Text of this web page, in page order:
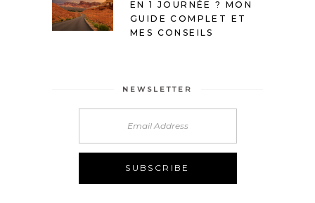
EN 1 JOURNÉE ? MON
GUIDE COMPLET ET
MES CONSEILS
NEWSLETTER